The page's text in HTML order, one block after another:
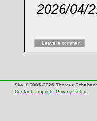
2026/04/
Leave a comment
Site © 2005-2026 Thomas
Contact - Imprint - Privacy Policy